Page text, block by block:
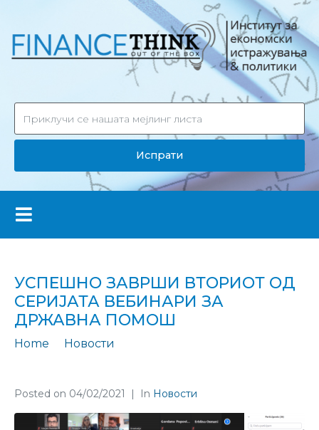
Испрати
УСПЕШНО ЗАВРШИ ВТОРИОТ ОД
СЕРИЈАТА ВЕБИНАРИ ЗА
ДРЖАВНА ПОМОШ
Home
Новости
Posted on 04/02/2021 In Новости